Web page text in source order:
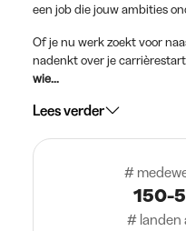
een job die jouw ambities
Of je nu werk zoekt voor
nadenkt over je
wie...
Lees verder
#
150-
# landen